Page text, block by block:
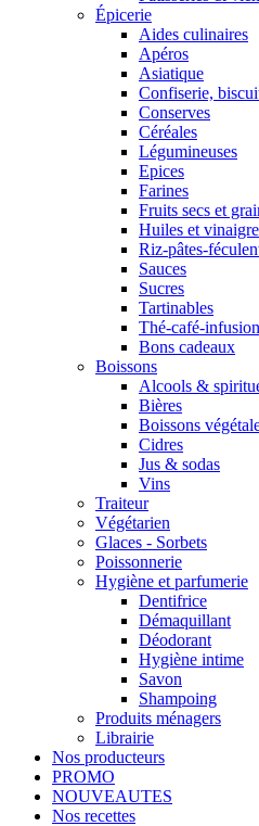
Épicerie
Aides culinaires
Apéros
Asiatique
Confiserie,
Conserves
Céréales
Légumineuses
Epices
Farines
Fruits secs et
Huiles et
Riz-pâtes-
Sauces
Sucres
Tartinables
Thé-café-
Bons cadeaux
Boissons
Alcools &
Bières
Boissons
Cidres
Jus & sodas
Vins
Traiteur
Végétarien
Glaces - Sorbets
Poissonnerie
Hygiène et parfumerie
Dentifrice
Démaquillant
Déodorant
Hygiène intime
Savon
Shampoing
Produits ménagers
Librairie
Nos producteurs
PROMO
NOUVEAUTES
Nos recettes